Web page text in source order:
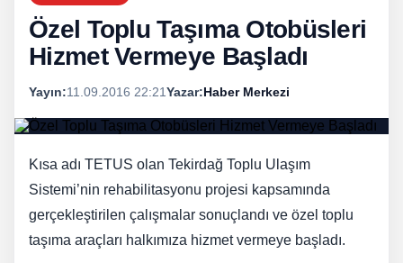
Özel Toplu Taşıma Otobüsleri
Hizmet Vermeye Başladı
Yayın:11.09.2016 22:21Yazar:Haber Merkezi
Kısa adı TETUS olan Tekirdağ Toplu Ulaşım
Sistemi’nin rehabilitasyonu projesi kapsamında
gerçekleştirilen çalışmalar sonuçlandı ve özel toplu
taşıma araçları halkımıza hizmet vermeye başladı.